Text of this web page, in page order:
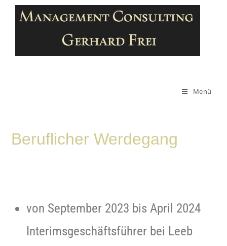
Menü
Beruflicher Werdegang
von September 2023 bis April 2024
Interimsgeschäftsführer bei Leeb